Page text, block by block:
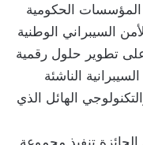
المؤسسات الحكومية
السيبراني الوطنية
على تطوير حلول رقمية
الناشئة
الهائل الذي
تنفيذ مجموعة